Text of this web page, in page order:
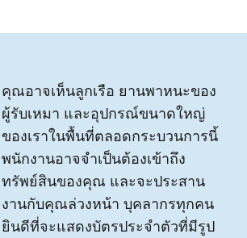
คุณอาจเห็นลูกเรือ ยานพาหนะของ
ผู้รับเหมา และอุปกรณ์ขนาดใหญ่
ของเราในพื้นที่ตลอดกระบวนการนี้
พนักงานอาจจําเป็นต้องเข้าถึง
ทรัพย์สินของคุณ และจะประสาน
งานกับคุณล่วงหน้า บุคลากรทุกคน
ยินดีที่จะแสดงบัตรประจําตัวที่มีรูป